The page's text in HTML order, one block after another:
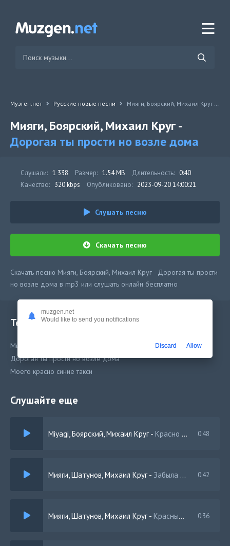
Музген.нет Русские новые песни Мияги, Боярский, Михаил Круг - Дорогая ты прости но возле дома
Мияги, Боярский, Михаил Круг -
Дорогая ты прости но возле дома
Слушали: 1 338 Размер: 1.54 MB Длительность: 0:40
Качество: 320 kbps Опубликовано: 2023-09-20 14:00:21
Слушать песню
Скачать песню
Скачать песню Мияги, Боярский, Михаил Круг - Дорогая ты прости
но возле дома в mp3 или слушать онлайн бесплатно
Текст песни
Мияги, Боярский, Михаил Круг
Дорогая ты прости но возле дома
Моего красно синие такси
Слушайте еще
Miyagi, Боярский, Михаил Круг- Красно синие такси 0:48
Мияги, Шатунов, Михаил Круг- Забыла вновь меня но мы знаем что до как 0:42
Мияги, Шатунов, Михаил Круг- Красные розы в стеклянной вазе 0:36
muzgen.net
Would like to send you notifications
Discard Allow